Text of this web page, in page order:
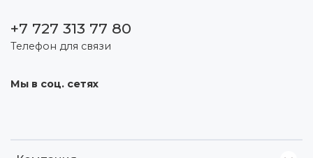
+7 727 313 77 80
Телефон для связи
Мы в соц. сетях